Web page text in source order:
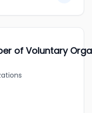
of Voluntary